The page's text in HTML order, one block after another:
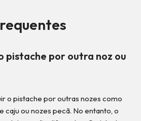
pistache por outra noz ou
o pistache por outras nozes como
caju ou nozes pecã. No entanto, o